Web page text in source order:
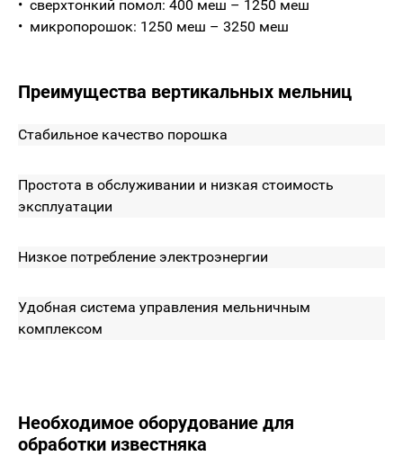
сверхтонкий помол: 400 меш – 1250 меш
микропорошок: 1250 меш – 3250 меш
Преимущества вертикальных мельниц
Стабильное качество порошка
Простота в обслуживании и низкая стоимость
эксплуатации
Низкое потребление электроэнергии
Удобная система управления мельничным
комплексом
Необходимое оборудование для
обработки известняка